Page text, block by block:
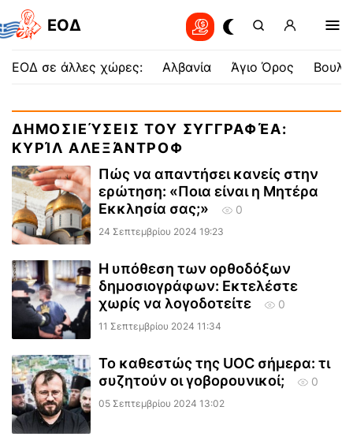
EOΔ
ΕΟΔ σε άλλες χώρες: Αλβανία Άγιο Όρος
ΔΗΜΟΣΙΕΎΣΕΙΣ ΤΟΥ ΣΥΓΓΡΑΦΈΑ:
ΚΥΡΊΛ ΑΛΕΞΆΝΤΡΟΦ
Πώς να απαντήσει κανείς στην
ερώτηση: «Ποια είναι η Μητέρα
Εκκλησία σας;»
0
24 Σεπτεμβρίου 2024 19:23
Η υπόθεση των ορθοδόξων
δημοσιογράφων: Εκτελέστε
χωρίς να λογοδοτείτε
0
11 Σεπτεμβρίου 2024 11:34
Το καθεστώς της UOC σήμερα: τι
συζητούν οι γοβορουνικοί;
0
05 Σεπτεμβρίου 2024 13:02